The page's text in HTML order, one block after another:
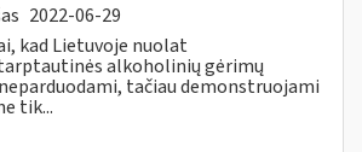
2022-06-29
kad Lietuvoje nuolat
alkoholinių gėrimų
tačiau demonstruojami
tik...